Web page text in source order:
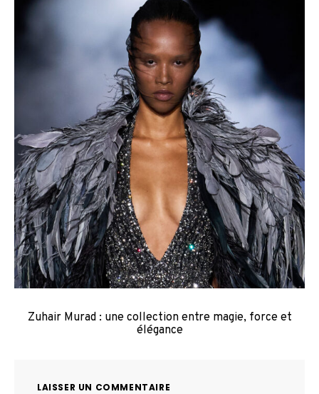
Zuhair Murad : une collection entre magie, force et
élégance
LAISSER UN COMMENTAIRE